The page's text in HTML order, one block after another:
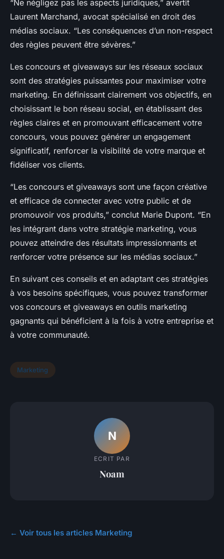
“Ne négligez pas les aspects juridiques,” avertit
Laurent Marchand, avocat spécialisé en droit des
médias sociaux. “Les conséquences d’un non-respect
des règles peuvent être sévères.”
Les concours et giveaways sur les réseaux sociaux
sont des stratégies puissantes pour maximiser votre
marketing. En définissant clairement vos objectifs, en
choisissant le bon réseau social, en établissant des
règles claires et en promouvant efficacement votre
concours, vous pouvez générer un engagement
significatif, renforcer la visibilité de votre marque et
fidéliser vos clients.
“Les concours et giveaways sont une façon créative
et efficace de connecter avec votre public et de
promouvoir vos produits,” conclut Marie Dupont. “En
les intégrant dans votre stratégie marketing, vous
pouvez atteindre des résultats impressionnants et
renforcer votre présence sur les médias sociaux.”
En suivant ces conseils et en adaptant ces stratégies
à vos besoins spécifiques, vous pouvez transformer
vos concours et giveaways en outils marketing
gagnants qui bénéficient à la fois à votre entreprise et
à votre communauté.
Marketing
N
ECRIT PAR
Noam
← Voir tous les articles Marketing